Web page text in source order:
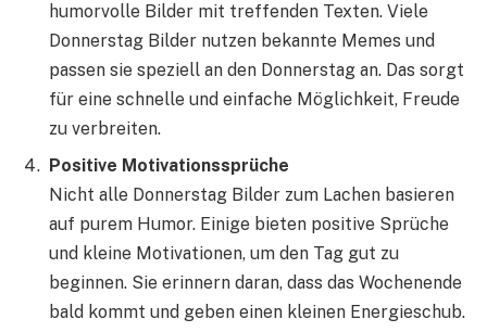
humorvolle Bilder mit treffenden Texten. Viele
Donnerstag Bilder nutzen bekannte Memes und
passen sie speziell an den Donnerstag an. Das sorgt
für eine schnelle und einfache Möglichkeit, Freude
zu verbreiten.
Positive Motivationssprüche
Nicht alle Donnerstag Bilder zum Lachen basieren
auf purem Humor. Einige bieten positive Sprüche
und kleine Motivationen, um den Tag gut zu
beginnen. Sie erinnern daran, dass das Wochenende
bald kommt und geben einen kleinen Energieschub.